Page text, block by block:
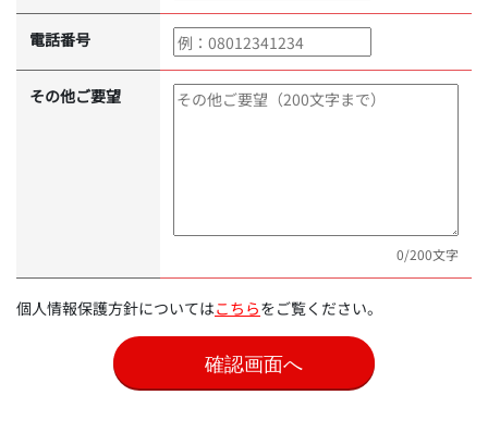
電話番号
その他ご要望
0/200文字
個人情報保護方針についてはこちらをご覧ください。